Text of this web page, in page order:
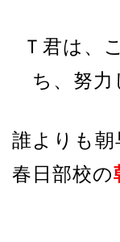
Ｔ君は、
ち、努力
誰よりも朝
春日部校の